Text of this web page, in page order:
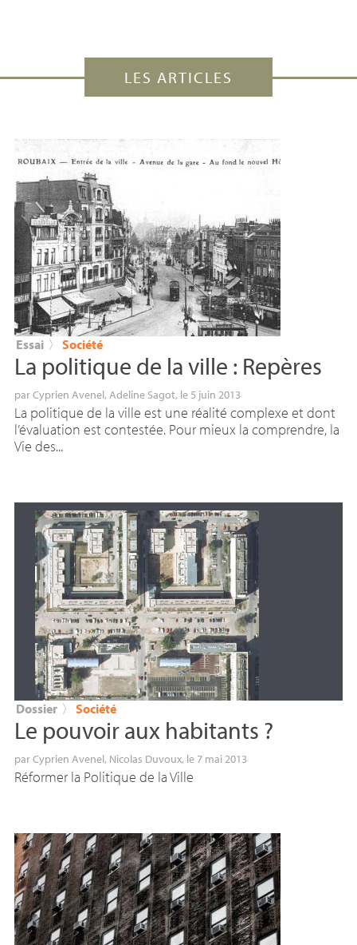
LES ARTICLES
Essai 〉 Société
La politique de la ville : Repères
parCyprien Avenel, Adeline Sagot, le 5 juin 2013
La politique de la ville est une réalité complexe et dont
l’évaluation est contestée. Pour mieux la comprendre, la
Vie des...
Dossier 〉 Société
Le pouvoir aux habitants ?
parCyprien Avenel, Nicolas Duvoux, le 7 mai 2013
Réformer la Politique de la Ville